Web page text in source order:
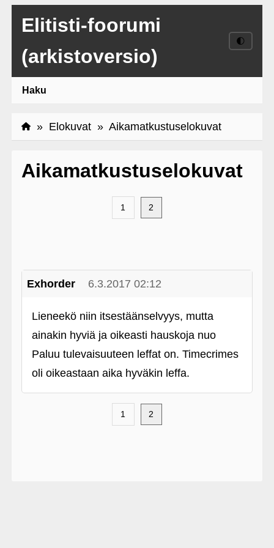
Elitisti-foorumi
(arkistoversio)
🌓
Haku
» Elokuvat» Aikamatkustuselokuvat
Aikamatkustuselokuvat
1 2
Exhorder 6.3.2017 02:12
Lieneekö niin itsestäänselvyys, mutta
ainakin hyviä ja oikeasti hauskoja nuo
Paluu tulevaisuuteen leffat on. Timecrimes
oli oikeastaan aika hyväkin leffa.
1 2